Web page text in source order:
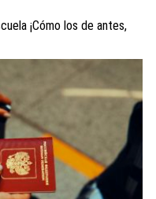
¡Cómo los de antes,